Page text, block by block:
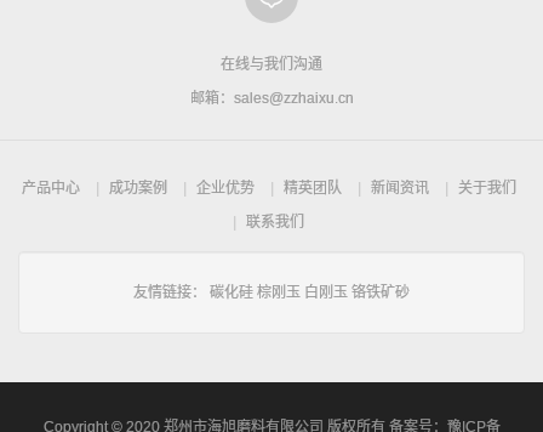
在线与我们沟通
邮箱：sales@zzhaixu.cn
产品中心 成功案例 企业优势 精英团队 新闻资讯
关于我们
联系我们
友情链接： 碳化硅 棕刚玉 白刚玉 铬铁矿砂
Copyright © 2020 郑州市海旭磨料有限公司 版权所有 备案号： 豫ICP备